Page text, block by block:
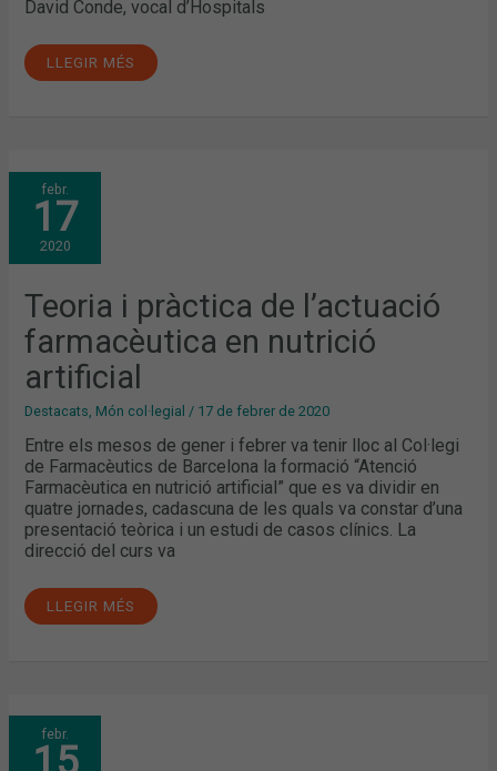
David Conde, vocal d’Hospitals
LLEGIR MÉS
febr.
17
2020
Teoria i pràctica de l’actuació
farmacèutica en nutrició
artificial
Destacats Món col·legial / 17 de febrer de 2020
Entre els mesos de gener i febrer va tenir lloc al Col·legi
de Farmacèutics de Barcelona la formació “Atenció
Farmacèutica en nutrició artificial” que es va dividir en
quatre jornades, cadascuna de les quals va constar d’una
presentació teòrica i un estudi de casos clínics. La
direcció del curs va
TEORIA
I
PRÀCTICA
DE
L’ACTUACIÓ
FARMACÈUTICA
EN
ARTIFICIAL
LLEGIR MÉS
febr.
FARMACÈUTICS
HOSPITALARIS
S’ACTUALITZEN
EN